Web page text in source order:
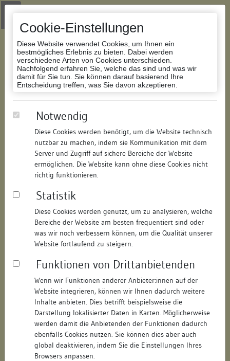
Cookie-Einstellungen
Diese Website verwendet Cookies, um Ihnen ein
bestmögliches Erlebnis zu bieten. Dabei werden
verschiedene Arten von Cookies unterschieden.
Nachfolgend erfahren Sie, welche das sind und was wir
damit für Sie tun. Sie können darauf basierend Ihre
Entscheidung treffen, was Sie davon akzeptieren.
Notwendig
Diese Cookies werden benötigt, um die Website technisch
nutzbar zu machen, indem sie Kommunikation mit dem
Server und Zugriff auf sichere Bereiche der Website
ermöglichen. Die Website kann ohne diese Cookies nicht
richtig funktionieren.
Statistik
Diese Cookies werden genutzt, um zu analysieren, welche
Bereiche der Website am besten frequentiert sind oder
was wir noch verbessern können, um die Qualität unserer
Website fortlaufend zu steigern.
Funktionen von Drittanbietenden
Wenn wir Funktionen anderer Anbieter:innen auf der
Website integrieren, können wir Ihnen dadurch weitere
Inhalte anbieten. Dies betrifft beispielsweise die
Darstellung lokalisierter Daten in Karten. Möglicherweise
werden damit die Anbietenden der Funktionen dadurch
ebenfalls Cookies nutzen. Sie können dies aber auch
global deaktivieren, indem Sie die Einstellungen Ihres
Browsers anpassen.
Zur Navigation springen
Zum Inhalt der Website springen
Datenbank Bauforschung/Restaurierung
208178015113/Datum:04.05.2016
Datenbestand:
Bauforschung und Restaurierung
Als PDF herunterladen:
Objektdaten
Straße: Auf der Mauer
Hausnummer: 2
Postleitzahl: 74354
Stadt-Teilort: Besigheim
Regierungsbezirk: Stuttgart
Ludwigsburg (Landkreis)
Wohnplatzschlüssel: 8118007001